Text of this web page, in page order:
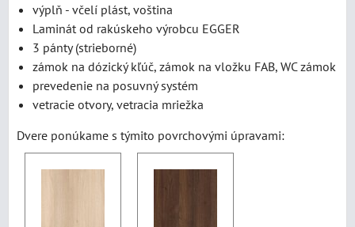
výplň - včelí plást, voština
Laminát od rakúskeho výrobcu EGGER
3 pánty (strieborné)
zámok na dózický kľúč, zámok na vložku FAB, WC zámok
prevedenie na posuvný systém
vetracie otvory, vetracia mriežka
Dvere ponúkame s týmito povrchovými úpravami: